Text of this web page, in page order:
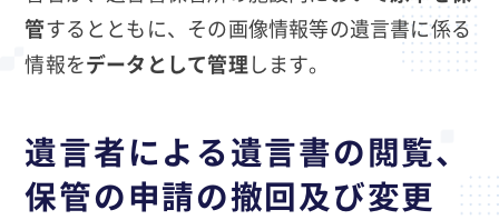
管するとともに、その画像情報等の遺言書に係る
情報をデータとして管理します。
遺言者による遺言書の閲覧、
保管の申請の撤回及び変更